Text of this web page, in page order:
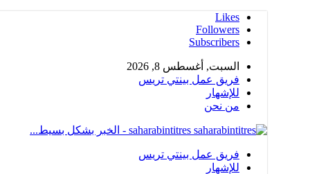
Likes
Followers
Subscribers
السبت, أغسطس 8, 2026
فريق عمل بينتي تريس
للإشهار
من نحن
saharabintitres - الخبر بشكل بسيط...
فريق عمل بينتي تريس
للإشهار